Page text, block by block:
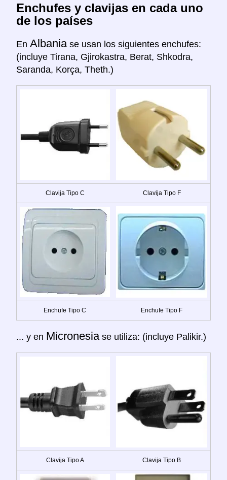
Enchufes y clavijas en cada uno
de los países
En Albania se usan los siguientes enchufes:
(incluye Tirana, Gjirokastra, Berat, Shkodra,
Saranda, Korça, Theth.)
Clavija Tipo C Clavija Tipo F
Enchufe Tipo C Enchufe Tipo F
... y en Micronesia se utiliza: (incluye Palikir.)
Clavija Tipo A Clavija Tipo B